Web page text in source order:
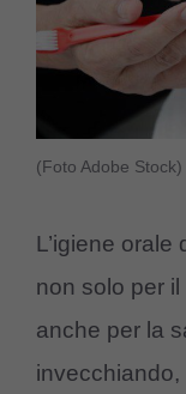
(Foto Adobe Stock)
L’igiene
non solo per il
anche per la
invecchiando,